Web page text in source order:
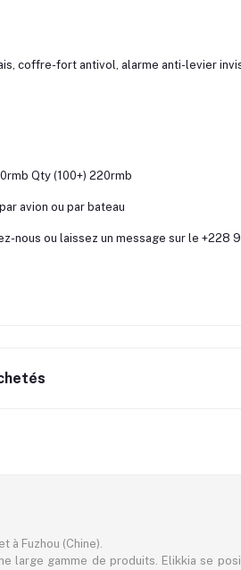
coffre-fort antivol, alarme anti-levier
Qty (100+) 220rmb
avion ou par bateau
nous ou laissez un message sur le
à Fuzhou (Chine).
large gamme de produits. Elikkia se